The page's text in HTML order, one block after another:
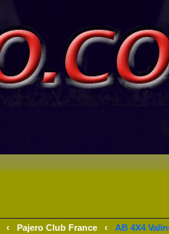
‹ Pajero Club France ‹ AB 4X4